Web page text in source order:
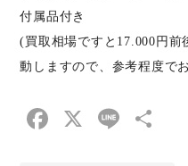
付属品付き
(買取相場ですと17.000円前
動しますので、参考程度で
Facebook
X Line